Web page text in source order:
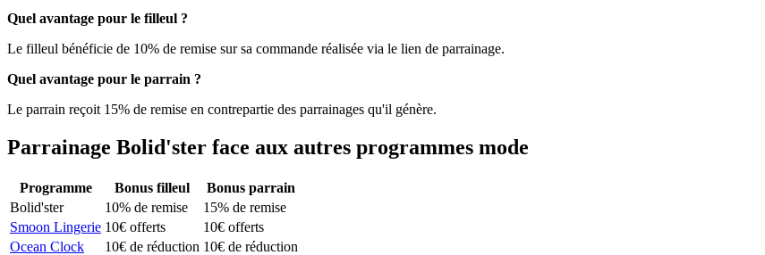
Quel avantage pour le filleul ?
Le filleul bénéficie de 10% de remise sur sa commande réalisée via le lien de parrainage.
Quel avantage pour le parrain ?
Le parrain reçoit 15% de remise en contrepartie des parrainages qu'il génère.
Parrainage Bolid'ster face aux autres programmes mode
Programme Bonus filleul
Bonus parrain
Bolid'ster
10% de remise
15% de remise
Smoon Lingerie 10€ offerts
10€ offerts
Ocean Clock
10€ de réduction 10€ de réduction